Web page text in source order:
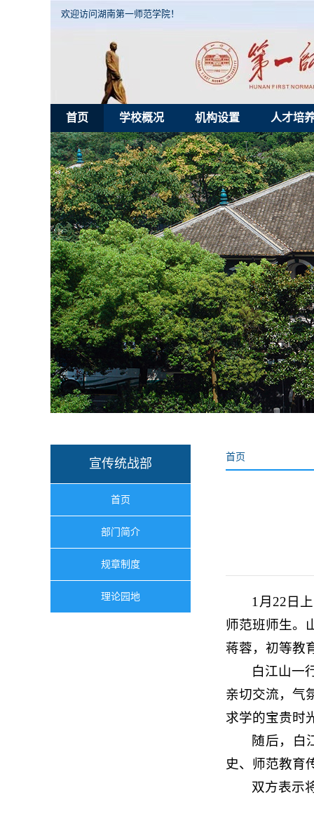
欢迎访问湖南第一师范学院！
首页 学校概况 机构设置 人才培
宣传统战部
首页
部门简介
规章制度
理论园地
首页
1月22日
师范班师生。
蒋蓉，初等教
白江山一
亲切交流，气
求学的宝贵时
随后，白
史、师范教育
双方表示